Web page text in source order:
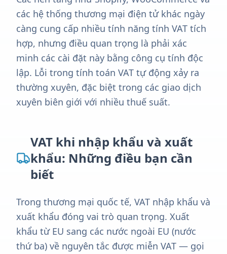
các hệ thống thương mại điện tử khác ngày
càng cung cấp nhiều tính năng tính VAT tích
hợp, nhưng điều quan trọng là phải xác
minh các cài đặt này bằng công cụ tính độc
lập. Lỗi trong tính toán VAT tự động xảy ra
thường xuyên, đặc biệt trong các giao dịch
xuyên biên giới với nhiều thuế suất.
VAT khi nhập khẩu và xuất
khẩu: Những điều bạn cần
biết
Trong thương mại quốc tế, VAT nhập khẩu và
xuất khẩu đóng vai trò quan trọng. Xuất
khẩu từ EU sang các nước ngoài EU (nước
thứ ba) về nguyên tắc được miễn VAT — gọi